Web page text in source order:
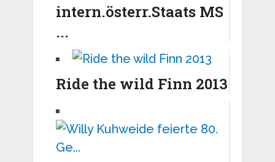
intern.österr.Staats MS
...
Ride the wild Finn 2013